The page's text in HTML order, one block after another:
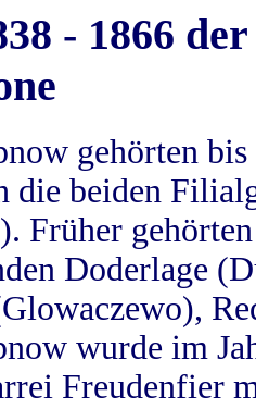
- 1866
gehörten
die beiden
Früher
Doderlage
wurde im
Freudenfier